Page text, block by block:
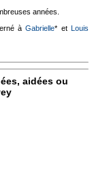
années.
àGabrielle* etLouis
aidées ou